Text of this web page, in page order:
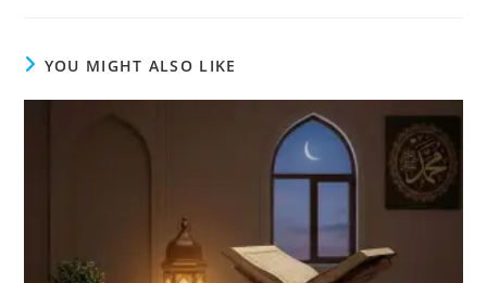
YOU MIGHT ALSO LIKE